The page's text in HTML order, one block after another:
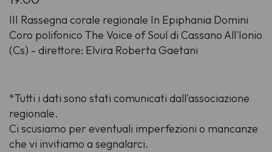
III Rassegna corale regionale In Epiphania Domini
Coro polifonico The Voice of Soul di Cassano All'Ionio
(Cs) - direttore: Elvira Roberta Gaetani
*Tutti i dati sono stati comunicati dall'associazione
regionale.
Ci scusiamo per eventuali imperfezioni o mancanze
che vi invitiamo a segnalarci.